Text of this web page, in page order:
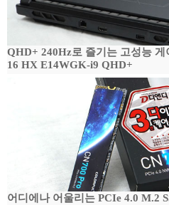
QHD+ 240Hz로 즐기는 고성능
16 HX E14WGK-i9 QHD+
어디에나 어울리는 PCIe 4.0 M.2